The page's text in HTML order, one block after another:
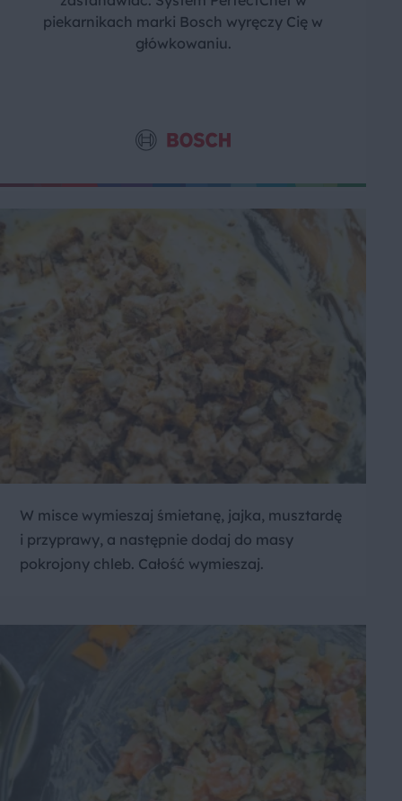
piekarnikach marki Bosch wyręczy Cię w
główkowaniu.
W misce wymieszaj śmietanę, jajka, musztardę
i przyprawy, a następnie dodaj do masy
pokrojony chleb. Całość wymieszaj.